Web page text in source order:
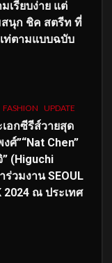
เรียบง่าย แต่
สนุก ชิค สตรีท ที่
ท่ตามแบบฉบับ
FASHION UPDATE
อกซีรีส์วายสุด
ศ์”“Nat Chen”
” (Higuchi
วมงาน SEOUL
2024 ณ ประเทศ